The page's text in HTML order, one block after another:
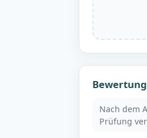
Nach dem
Prüfung